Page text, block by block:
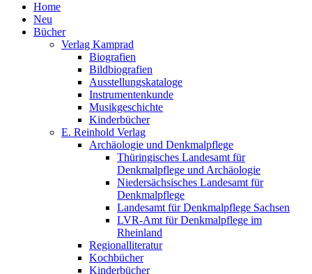
Home
Neu
Bücher
Verlag Kamprad
Biografien
Bildbiografien
Ausstellungskataloge
Instrumentenkunde
Musikgeschichte
Kinderbücher
E. Reinhold Verlag
Archäologie und Denkmalpflege
Thüringisches Landesamt für
Denkmalpflege und Archäologie
Niedersächsisches Landesamt für
Denkmalpflege
Landesamt für Denkmalpflege Sachsen
LVR-Amt für Denkmalpflege im
Rheinland
Regionalliteratur
Kochbücher
Kinderbücher